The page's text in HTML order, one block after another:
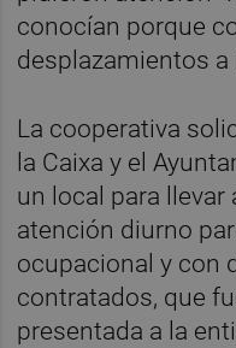
conocían porque
desplazamientos a
La cooperativa
la Caixa y el
un local para llevar
atención diurno
ocupacional y con
contratados, que
presentada a la